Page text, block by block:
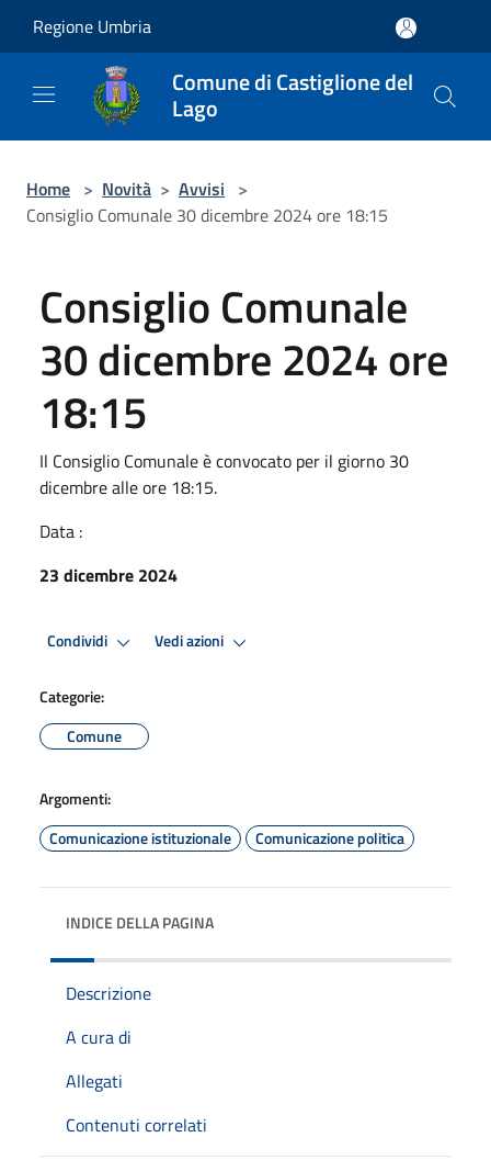
Regione Umbria
Comune di Castiglione del
Lago
Home > Novità > Avvisi >
Consiglio Comunale 30 dicembre 2024 ore 18:15
Consiglio Comunale
30 dicembre 2024 ore
18:15
Il Consiglio Comunale è convocato per il giorno 30
dicembre alle ore 18:15.
Data :
23 dicembre 2024
Condividi Vedi azioni
Categorie:
Comune
Argomenti:
Comunicazione istituzionale
Comunicazione politica
INDICE DELLA PAGINA
Descrizione
A cura di
Allegati
Contenuti correlati